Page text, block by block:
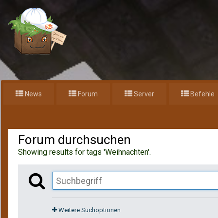
News Forum Server Befehle
Forum durchsuchen
Showing results for tags 'Weihnachten'.
Weitere Suchoptionen